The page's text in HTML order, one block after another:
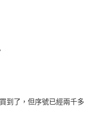
到了，但序號已經兩千多